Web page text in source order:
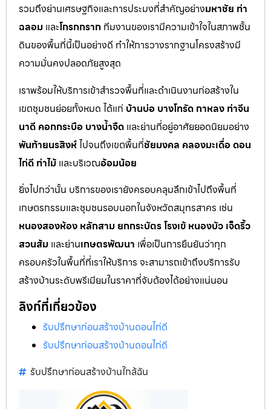
รวมถึงย่านเศรษฐกิจและการประมงที่สำคัญอย่างมหาชัย ท่า
ฉลอม และโกรกกราก ทีมงานของเรามีความเข้าใจในสภาพชั้น
ดินของพื้นที่นี้เป็นอย่างดี ทำให้การวางรากฐานโครงสร้างมี
ความมั่นคงปลอดภัยสูงสุด
เราพร้อมให้บริการเข้าสำรวจพื้นที่และดำเนินงานก่อสร้างใน
เขตชุมชนย่อยทั้งหมด ได้แก่ บ้านบ่อ บางโทรัด กาหลง ท่าจีน
นาดี คอกกระบือ บางน้ำจืด และย่านที่อยู่อาศัยยอดนิยมอย่าง
พันท้ายนรสิงห์ไปจนถึงเขตพื้นที่ชัยมงคล คลองมะเดื่อ ดอน
ไก่ดี ท่าไม้ และบริเวณอ้อมน้อย
ยิ่งไปกว่านั้น บริการของเรายังครอบคลุมลึกเข้าไปถึงพื้นที่
เกษตรกรรมและชุมชนรอบนอกในจังหวัดสมุทรสาคร เช่น
หนองสองห้อง หลักสาม ยกกระบัตร โรงเข้ หนองบัว เจ็ดริ้ว
สวนส้ม และย่านเกษตรพัฒนา เพื่อเป็นการยืนยันว่าทุก
ครอบครัวในพื้นที่ที่เราให้บริการ จะสามารถเข้าถึงบริการรับ
สร้างบ้านระดับพรีเมียมในราคาที่จับต้องได้อย่างแน่นอน
ลิงก์ที่เกี่ยวข้อง
รับปรึกษาก่อนสร้างบ้านดอนไก่ดี
รับปรึกษาก่อนสร้างบ้านดอนไก่ดี
รับปรึกษาก่อนสร้างบ้านใกล้ฉัน